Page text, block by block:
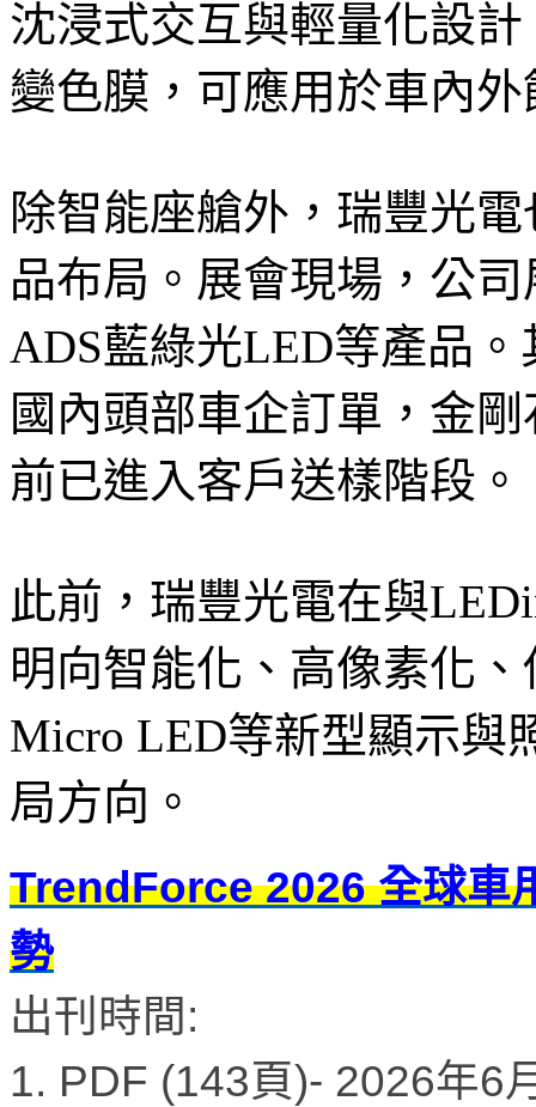
沈浸式交互與輕量化設
變色膜，可應用於車內
除智能座艙外，瑞豐光
品布局。展會現場，公
ADS藍綠光LED等產品
國內頭部車企訂單，金
前已進入客戶送樣階段。
此前，瑞豐光電在與
明向智能化、高像素化
Micro LED等新型顯示與
局方向。
TrendForce 2026 全球車
勢
出刊時間:
1. PDF (143頁)- 2026年6